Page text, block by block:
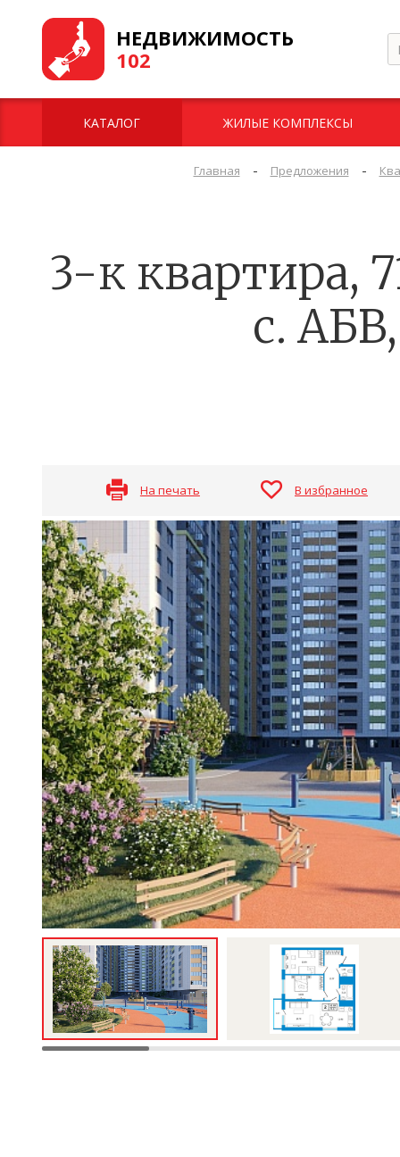
НЕДВИЖИМОСТЬ
102
КАТАЛОГ ЖИЛЫЕ КОМПЛЕКСЫ
Главная - Предложения -
3-к квартира,
с.
На печать В избранное